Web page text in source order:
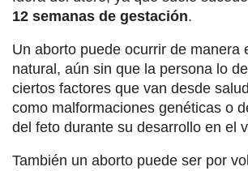
12 semanas de gestación.
Un aborto puede ocurrir de manera
natural, aún sin que la persona lo
ciertos factores que van desde
como malformaciones genéticas o
del feto durante su desarrollo en el
También un aborto puede ser por